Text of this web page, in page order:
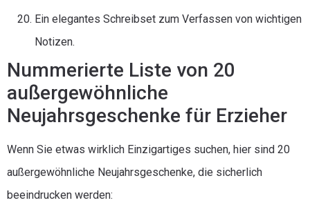
Ein elegantes Schreibset zum Verfassen von wichtigen
Notizen.
Nummerierte Liste von 20
außergewöhnliche
Neujahrsgeschenke für Erzieher
Wenn Sie etwas wirklich Einzigartiges suchen, hier sind 20
außergewöhnliche Neujahrsgeschenke, die sicherlich
beeindrucken werden: